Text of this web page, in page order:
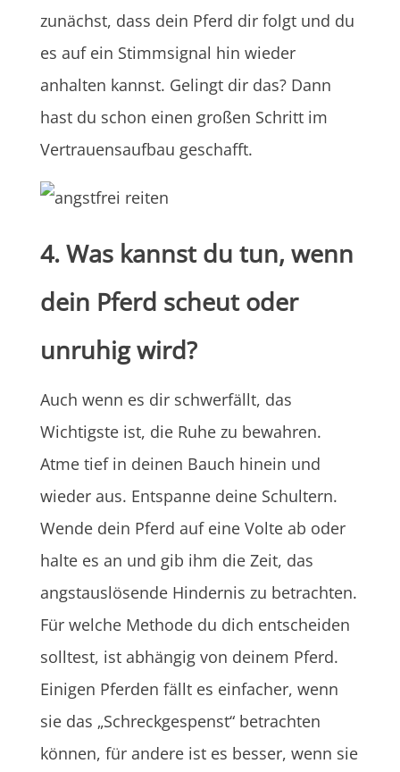
zunächst, dass dein Pferd dir folgt und du
es auf ein Stimmsignal hin wieder
anhalten kannst. Gelingt dir das? Dann
hast du schon einen großen Schritt im
Vertrauensaufbau geschafft.
4. Was kannst du tun, wenn
dein Pferd scheut oder
unruhig wird?
Auch wenn es dir schwerfällt, das
Wichtigste ist, die Ruhe zu bewahren.
Atme tief in deinen Bauch hinein und
wieder aus. Entspanne deine Schultern.
Wende dein Pferd auf eine Volte ab oder
halte es an und gib ihm die Zeit, das
angstauslösende Hindernis zu betrachten.
Für welche Methode du dich entscheiden
solltest, ist abhängig von deinem Pferd.
Einigen Pferden fällt es einfacher, wenn
sie das „Schreckgespenst“ betrachten
können, für andere ist es besser, wenn sie